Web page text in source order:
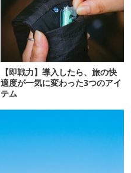
【即戦力】導入したら、旅の快
適度が一気に変わった3つのアイ
テム